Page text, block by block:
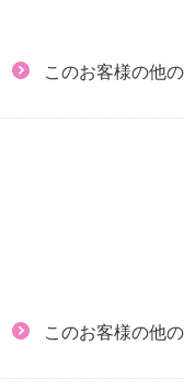
このお客様の他
このお客様の他